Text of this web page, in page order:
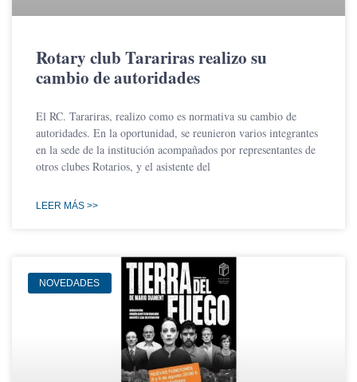
Rotary club Tarariras realizo su
cambio de autoridades
El RC. Tarariras, realizo como es normativa su cambio de
autoridades. En la oportunidad, se reunieron varios integrantes
en la sede de la institución acompañados por representantes de
otros clubes Rotarios, y el asistente del
LEER MÁS >>
NOVEDADES